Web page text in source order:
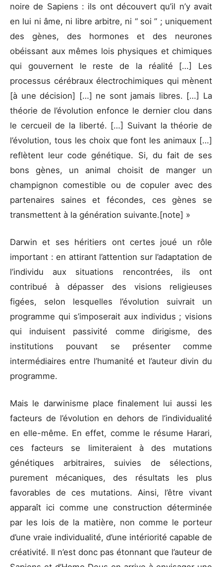
noire de Sapiens : ils ont découvert qu’il n’y avait
en lui ni âme, ni libre arbitre, ni “ soi ” ; uniquement
des gènes, des hormones et des neurones
obéissant aux mêmes lois physiques et chimiques
qui gouvernent le reste de la réalité […] Les
processus cérébraux électrochimiques qui mènent
[à une décision] […] ne sont jamais libres. […] La
théorie de l’évolution enfonce le dernier clou dans
le cercueil de la liberté. […] Suivant la théorie de
l’évolution, tous les choix que font les animaux […]
reflètent leur code génétique. Si, du fait de ses
bons gènes, un animal choisit de manger un
champignon comestible ou de copuler avec des
partenaires saines et fécondes, ces gènes se
transmettent à la génération suivante.[note] »
Darwin et ses héritiers ont certes joué un rôle
important : en attirant l’attention sur l’adaptation de
l’individu aux situations rencontrées, ils ont
contribué à dépasser des visions religieuses
figées, selon lesquelles l’évolution suivrait un
programme qui s’imposerait aux individus ; visions
qui induisent passivité comme dirigisme, des
institutions pouvant se présenter comme
intermédiaires entre l’humanité et l’auteur divin du
programme.
Mais le darwinisme place finalement lui aussi les
facteurs de l’évolution en dehors de l’individualité
en elle-même. En effet, comme le résume Harari,
ces facteurs se limiteraient à des mutations
génétiques arbitraires, suivies de sélections,
purement mécaniques, des résultats les plus
favorables de ces mutations. Ainsi, l’être vivant
apparaît ici comme une construction déterminée
par les lois de la matière, non comme le porteur
d’une vraie individualité, d’une intériorité capable de
créativité. Il n’est donc pas étonnant que l’auteur de